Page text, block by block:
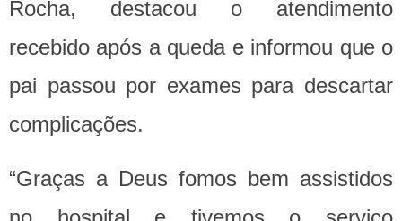
Rocha, destacou o atendimento
recebido após a queda e informou que o
pai passou por exames para descartar
complicações.
“Graças a Deus fomos bem assistidos